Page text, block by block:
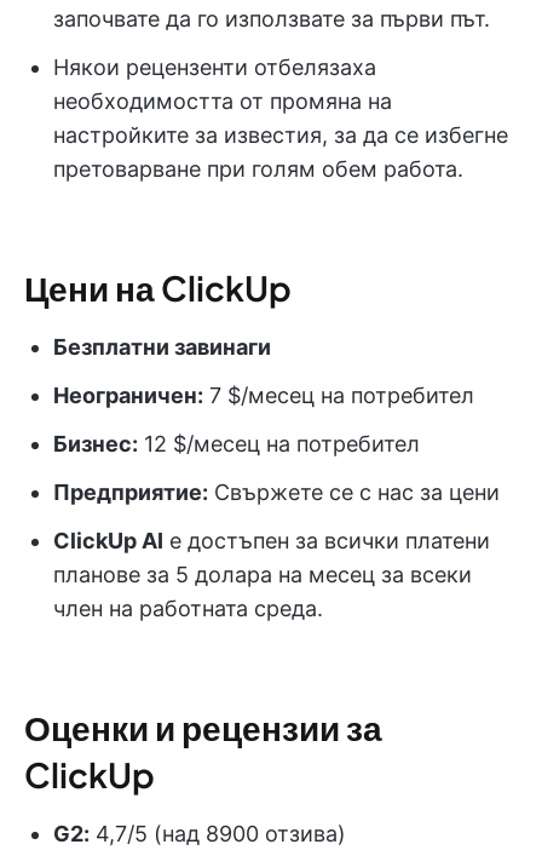
започвате да го използвате за първи път.
Някои рецензенти отбелязаха
необходимостта от промяна на
настройките за известия, за да се избегне
претоварване при голям обем работа.
Цени на ClickUp
Безплатни завинаги
Неограничен: 7 $/месец на потребител
Бизнес: 12 $/месец на потребител
Предприятие: Свържете се с нас за цени
ClickUp AI е достъпен за всички платени
планове за 5 долара на месец за всеки
член на работната среда.
Оценки и рецензии за
ClickUp
G2: 4,7/5 (над 8900 отзива)